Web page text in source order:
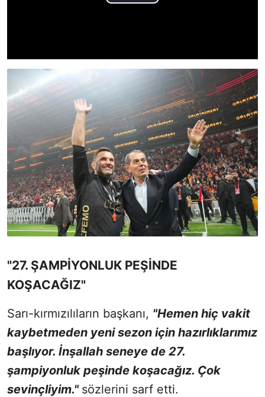
"27. ŞAMPİYONLUK PEŞİNDE
KOŞACAĞIZ"
Sarı-kırmızılıların başkanı, "Hemen hiç vakit
kaybetmeden yeni sezon için hazırlıklarımız
başlıyor. İnşallah seneye de 27.
şampiyonluk peşinde koşacağız. Çok
sevinçliyim." sözlerini sarf etti.